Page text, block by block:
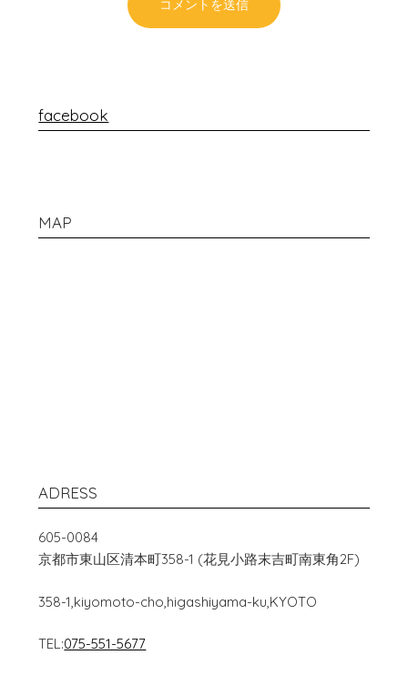
facebook
MAP
ADRESS
605-0084
京都市東山区清本町358-1 (花見小路末吉町南東角2F)
358-1,kiyomoto-cho,higashiyama-ku,KYOTO
TEL:075-551-5677